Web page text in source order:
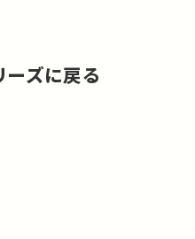
ーズに戻る